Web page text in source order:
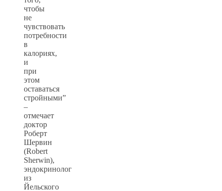
чтобы
не
чувствовать
потребности
в
калориях,
и
при
этом
оставаться
стройными”
–
отмечает
доктор
Роберт
Шервин
(Robert
Sherwin),
эндокринолог
из
Йельского